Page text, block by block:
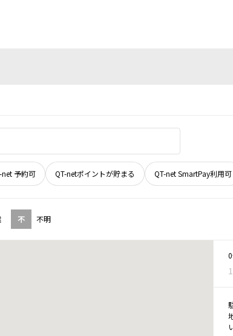
net 予約可 QT-netポイントが貯まる QT-net SmartPay利用可
不 不明
1